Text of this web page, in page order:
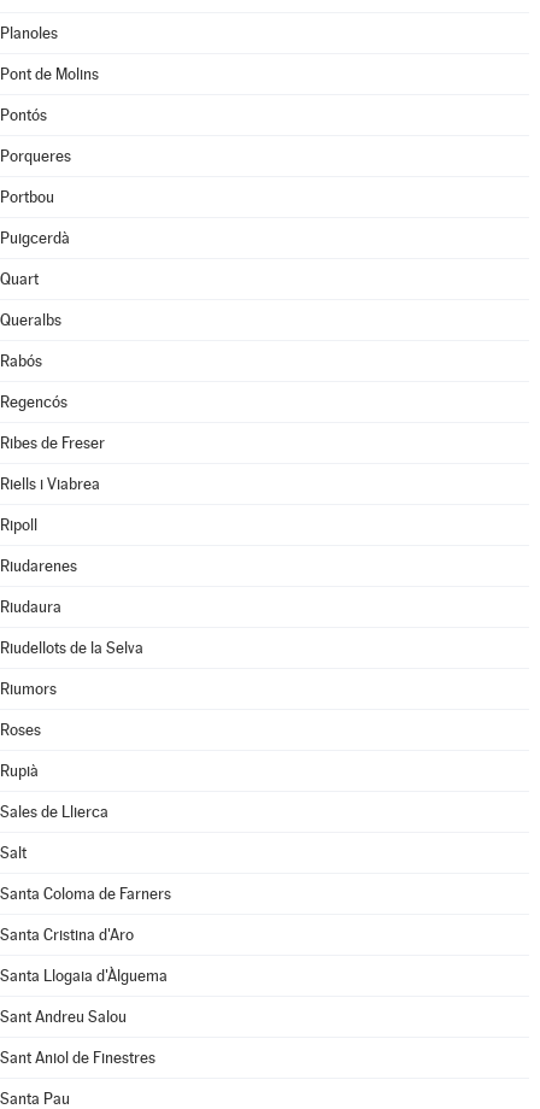
Planoles
Pont de Molins
Pontós
Porqueres
Portbou
Puigcerdà
Quart
Queralbs
Rabós
Regencós
Ribes de Freser
Riells i Viabrea
Ripoll
Riudarenes
Riudaura
Riudellots de la Selva
Riumors
Roses
Rupià
Sales de Llierca
Salt
Santa Coloma de Farners
Santa Cristina d'Aro
Santa Llogaia d'Àlguema
Sant Andreu Salou
Sant Aniol de Finestres
Santa Pau